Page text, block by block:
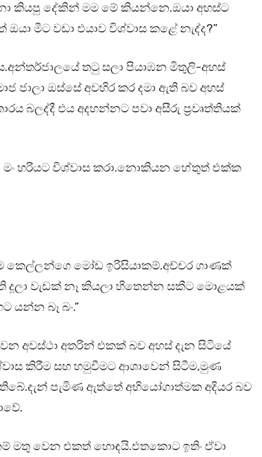
කියපු දේකින් මම මේ කියන්නෙ.ඔයා අහස්ට
මීට වඩා එයාව විශ්වාස කළේ නැද්ද?”
තටු සලා පියාඹන මිතුලි-අහස්
ජාලා ඔස්සේ අවහිර කර දමා ඇති බව අහස්
බලද්දී එය අදහන්නට පවා අසීරු ප්‍රවෘත්තියක්
හරියට විශ්වාස කරා.නොකියන හේතුත් එක්ක
මෝඩ ඉරිසියාකම්.අච්චර ගාණක්
දූලා වැඩක් නෑ කියලා හිතෙන්න සකීට මොළයක්
බෑ බං.”
අවස්ථා අතරින් එකක් බව අහස් දැන සිටියේ
කිරීම සහ හමුවීමට ආශාවෙන් සිටීම,මුණ
පැමිණ ඇත්තේ අභියෝගාත්මක අදියර බව
මතු වෙන එකත් හොඳයි.එතකොට ඉතිං ඒවා